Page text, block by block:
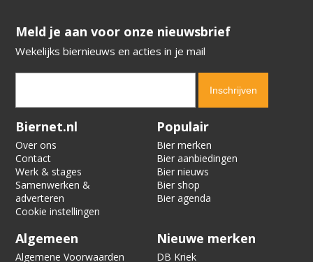
​​​​​​​Meld je aan voor onze nieuwsbrief
Wekelijks biernieuws en acties in je mail
Verification code:
Biernet.nl
Over ons
Contact
Werk & stages
Samenwerken &
adverteren
Cookie instellingen
Populair
Bier merken
Bier aanbiedingen
Bier nieuws
Bier shop
Bier agenda
Algemeen
Algemene Voorwaarden
Nieuwe merken
DB Kriek